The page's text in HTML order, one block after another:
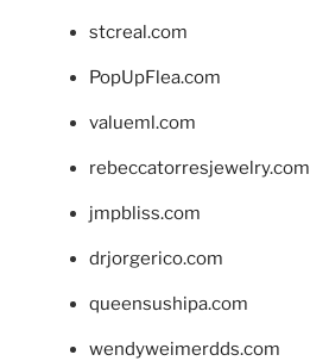
stcreal.com
PopUpFlea.com
valueml.com
rebeccatorresjewelry.com
jmpbliss.com
drjorgerico.com
queensushipa.com
wendyweimerdds.com